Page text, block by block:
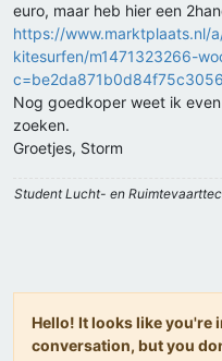
euro, maar heb hier een
https://www.marktplaats.nl/
kitesurfen/m1471323266-
Nog goedkoper weet ik
zoeken.
Groetjes, Storm
Student Lucht- en
Hello! It looks like you're
conversation, but you